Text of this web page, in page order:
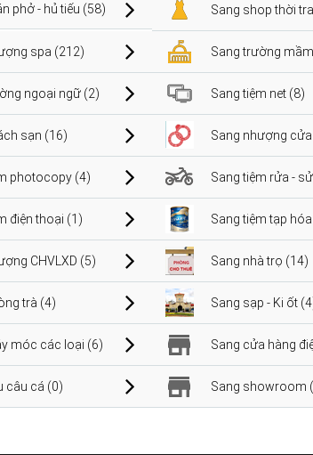
phở - hủ tiếu (58) Sang shop thời
spa (212) Sang trường
ngoại ngữ (2) Sang tiệm net (8)
sạn (16) Sang nhượng
photocopy (4) Sang tiệm rửa -
điện thoại (1) Sang tiệm tạp
CHVLXD (5) Sang nhà trọ (14)
trà (4) Sang sạp - Ki ốt
móc các loại (6) Sang cửa hàng
câu cá (0) Sang showroom